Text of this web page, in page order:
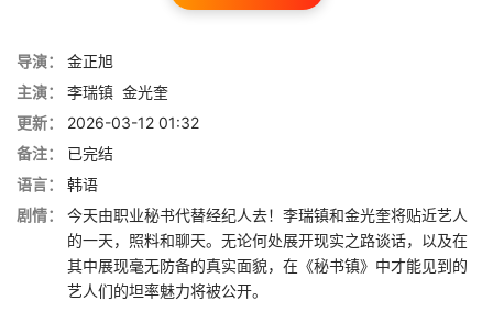
导演：
金正旭
主演：
李瑞镇 金光奎
更新：
2026-03-12 01:32
备注：
已完结
语言：
韩语
剧情：
今天由职业秘书代替经纪人去！李瑞镇和金光奎将贴近艺人
的一天，照料和聊天。无论何处展开现实之路谈话，以及在
其中展现毫无防备的真实面貌，在《秘书镇》中才能见到的
艺人们的坦率魅力将被公开。